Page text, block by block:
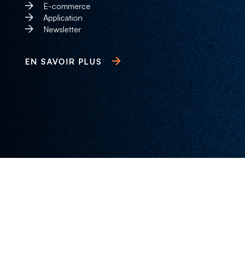
E-commerce
Application
Newsletter
EN SAVOIR PLUS